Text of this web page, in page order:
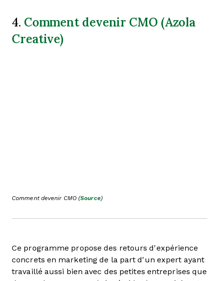
4. Comment devenir CMO (Azola
Creative)
Comment devenir CMO (Source)
Ce programme propose des retours d'expérience
concrets en marketing de la part d'un expert ayant
travaillé aussi bien avec des petites entreprises que